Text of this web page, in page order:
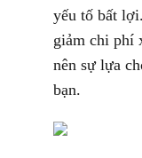
yếu tố bất
giảm chi phí
nên sự lựa
bạn.